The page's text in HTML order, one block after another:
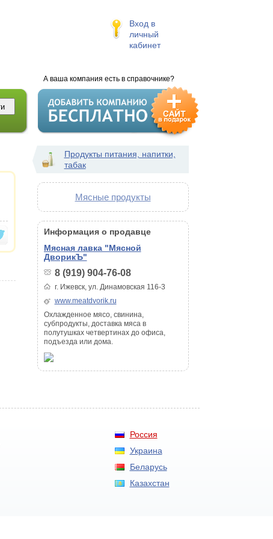
Вход в
личный
кабинет
А ваша компания есть в справочнике?
Продукты питания, напитки,
табак
Мясные продукты
Информация о продавце
Мясная лавка "Мясной
ДворикЪ"
8 (919) 904-76-08
г. Ижевск, ул. Динамовская 116-3
www.meatdvorik.ru
Охлажденное мясо, свинина,
субпродукты, доставка мяса в
полутушках четвертинах до офиса,
подъезда или дома.
Россия
Украина
Беларусь
Казахстан